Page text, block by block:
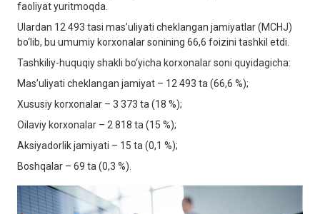
faoliyat yuritmoqda.
Ulardan 12 493 tasi mas’uliyati cheklangan jamiyatlar (MCHJ)
bo‘lib, bu umumiy korxonalar sonining 66,6 foizini tashkil etdi.
Tashkiliy-huquqiy shakli bo‘yicha korxonalar soni quyidagicha:
Mas’uliyati cheklangan jamiyat – 12 493 ta (66,6 %);
Xususiy korxonalar – 3 373 ta (18 %);
Oilaviy korxonalar – 2 818 ta (15 %);
Aksiyadorlik jamiyati – 15 ta (0,1 %);
Boshqalar – 69 ta (0,3 %).